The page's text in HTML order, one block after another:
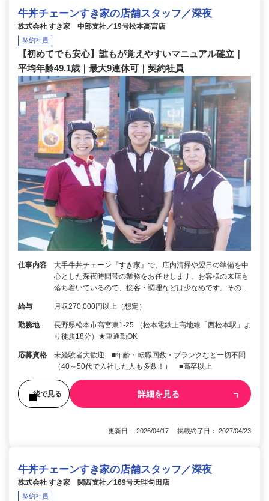
牛丼チェーンすき家の店舗スタッフ／深夜
株式会社 すき家 中部支社／19号松本高宮店
契約社員
【初めてでも安心】誰もが覚えやすいマニュアル確立｜
平均年齢49.1歳｜最大9連休可｜契約社員
仕事内容
大手牛丼チェーン『すき家』で、店内清掃や翌日の準備を中
心とした深夜時間帯の業務をお任せします。お客様の来店も
落ち着いているので、接客・調理などは少なめです。その…
給与 月収270,000円以上（想定）
勤務地
長野県松本市高宮東1-25 （松本電鉄上高地線「西松本駅」よ
り徒歩18分）★車通勤OK
応募資格
未経験者大歓迎 ■年齢・転職回数・ブランクなど一切不問
（40～50代で入社した人も多数！） ■高卒以上
後で見る 詳細を見る
更新日： 2026/04/17 掲載終了日： 2027/04/23
牛丼チェーンすき家の店舗スタッフ／深夜
株式会社 すき家 関西支社／169号天理勾田店
契約社員